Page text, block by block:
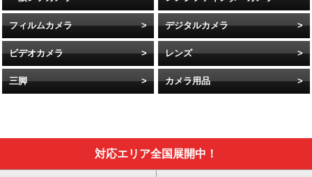
フィルムカメラ デジタルカメラ
ビデオカメラ レンズ
三脚 カメラ用品
対応エリア全国展開中！